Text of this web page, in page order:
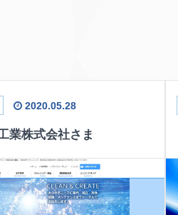
2020.05.28
業株式会社さま